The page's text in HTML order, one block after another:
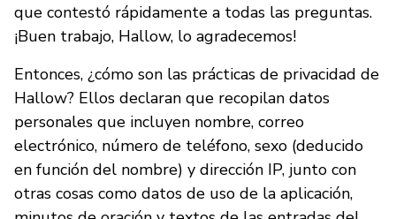
que contestó rápidamente a todas las preguntas.
¡Buen trabajo, Hallow, lo agradecemos!
Entonces, ¿cómo son las prácticas de privacidad de
Hallow? Ellos declaran que recopilan datos
personales que incluyen nombre, correo
electrónico, número de teléfono, sexo (deducido
en función del nombre) y dirección IP, junto con
otras cosas como datos de uso de la aplicación,